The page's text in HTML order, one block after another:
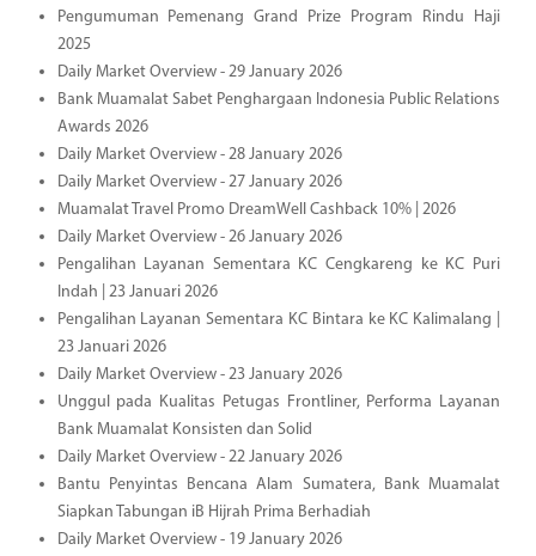
Pengumuman Pemenang Grand Prize Program Rindu Haji
2025
Daily Market Overview - 29 January 2026
Bank Muamalat Sabet Penghargaan Indonesia Public Relations
Awards 2026
Daily Market Overview - 28 January 2026
Daily Market Overview - 27 January 2026
Muamalat Travel Promo DreamWell Cashback 10% | 2026
Daily Market Overview - 26 January 2026
Pengalihan Layanan Sementara KC Cengkareng ke KC Puri
Indah | 23 Januari 2026
Pengalihan Layanan Sementara KC Bintara ke KC Kalimalang |
23 Januari 2026
Daily Market Overview - 23 January 2026
Unggul pada Kualitas Petugas Frontliner, Performa Layanan
Bank Muamalat Konsisten dan Solid
Daily Market Overview - 22 January 2026
Bantu Penyintas Bencana Alam Sumatera, Bank Muamalat
Siapkan Tabungan iB Hijrah Prima Berhadiah
Daily Market Overview - 19 January 2026